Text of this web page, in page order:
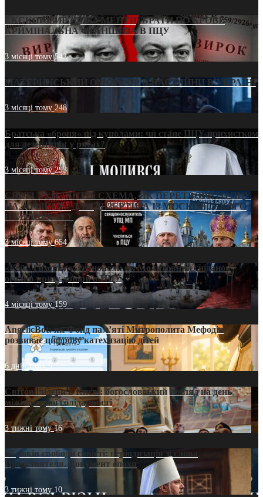
ЕКСКЛЮЗИВ (ДОКУМЕНТИ)/БРАТИ ПО КРОВІ:
КРИМІНАЛЬНА ФРАНШИЗА В ПЦУ
3 місяці тому542
МАТЕРИНСЬКИЙ ОМОРФОР В ЧАС ВІЙНИ В УКРАЇНІ
3 місяці тому248
Братська «броня» під куполами: чи стане ПЦУ прихистком
для дезертирів у рясах?
3 місяці тому293
СВЯТІ УХИЛЯНТИ: СХЕМА, ЯК ПЕРЕТВОРИТИ ПЦУ
НА «ОФШОР» ДЛЯ ДЕЗЕРТИРА ІЗ МОСКОВСЬКОГО
ПАТРІАРХАТУ
3 місяці тому654
«Кейс Тихона» у Тернополі: як Молитовний сніданок
оголив кризу довіри в ПЦУ
4 місяці тому159
AngelicBot: як Фонд пам’яті Митрополита Мефодія
розвиває цифрову катехизацію дітей
6 днів тому9
Світові лідери в Києві: богословський погляд на день
міжнародної солідарності
3 тижні тому16
35 років свободи совісті: періодизація зі слова
Предстоятеля. Документ епохи
3 тижні тому 10